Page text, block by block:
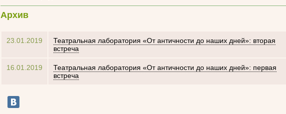
Архив
23.01.2019
Театральная лаборатория «От античности до наших дней»: вторая
встреча
16.01.2019
Театральная лаборатория «От античности до наших дней»: первая
встреча